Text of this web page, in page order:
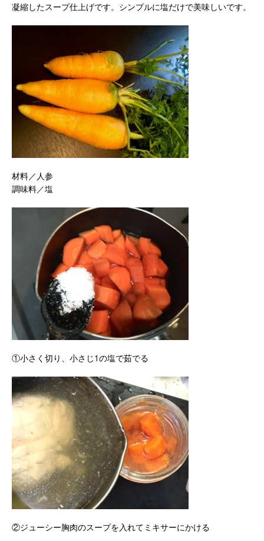
凝縮したスープ仕上げです。シンプルに塩だけで美味しいです。
材料／人参
調味料／塩
①小さく切り、小さじ1の塩で茹でる
②ジューシー胸肉のスープを入れてミキサーにかける